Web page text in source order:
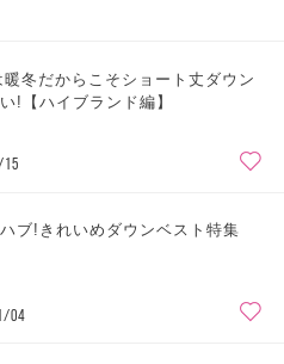
冬だからこそショート丈ダウン
!【ハイブランド編】
ブ!きれいめダウンベスト特集
04